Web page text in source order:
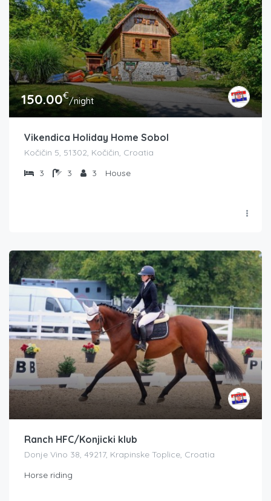
150.00€/night
Vikendica Holiday Home Sobol
Kočičin 5, 51302, Kočičin, Croatia
3
3 3 House
Ranch HFC/Konjicki klub
Donje Vino 38, 49217, Krapinske Toplice, Croatia
Horse riding